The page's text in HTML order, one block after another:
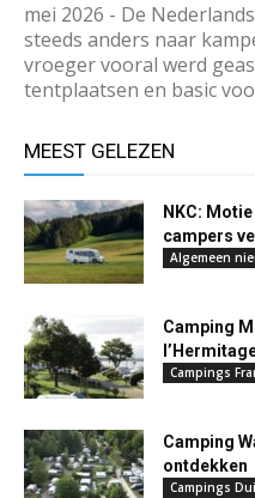
mei 2026 - De
steeds anders naar
vroeger vooral werd
tentplaatsen en basic
MEEST GELEZEN
NKC:
campers
Algemeen
Camping
Campings
Camping
ontdekken
Campings